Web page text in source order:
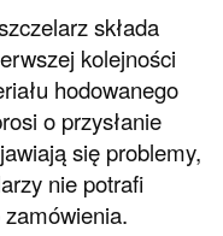
składa
kolejności
hodowanego
o przysłanie
się problemy,
nie potrafi